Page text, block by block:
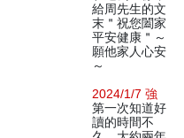
給周先生的文
末＂祝您闔家
平安健康＂～
願他家人心安
～
2024/1/7 強
第一次知道好
讀的時間不